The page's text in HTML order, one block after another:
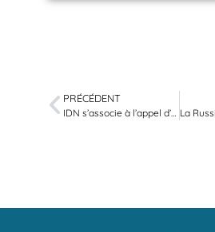
PRÉCÉDENT
IDN s’associe à l’appel d’ELN pour la prolongation du New START